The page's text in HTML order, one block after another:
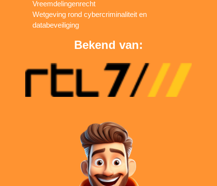
Vreemdelingenrecht
Wetgeving rond cybercriminaliteit en
databeveiliging
Bekend van: